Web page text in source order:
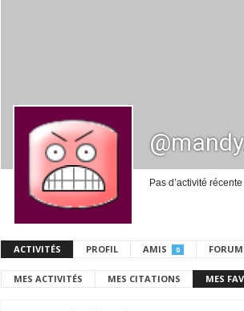
Pas d’activité récente
ACTIVITÉS PROFIL AMIS 0
MES ACTIVITÉS MES CITATIONS MES